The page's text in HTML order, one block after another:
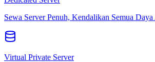
Sewa Server Penuh, Kendalikan Semua
Virtual Private Server